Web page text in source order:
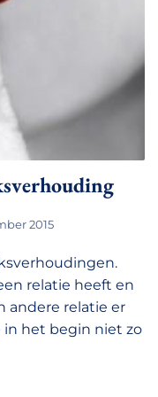
2015
relatie heeft en
andere relatie er
in het begin niet zo